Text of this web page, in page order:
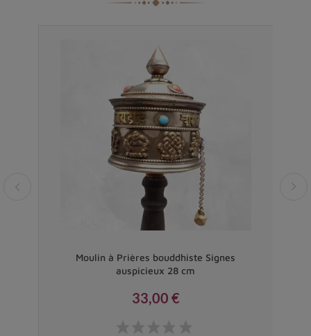
Moulin à Prières bouddhiste Signes
auspicieux 28 cm
33,00 €